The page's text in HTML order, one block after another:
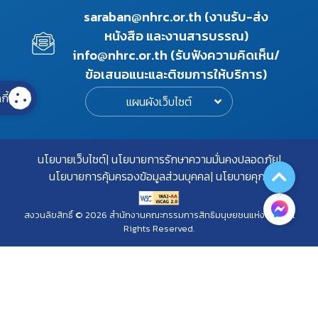
saraban@nhrc.or.th (งานรับ-ส่ง
หนังสือ และงานสารบรรณ)
info@nhrc.or.th (รับฟังความคิดเห็น/
ข้อเสนอแนะและติชมการให้บริการ)
แผนผังเว็บไซต์
นโยบายเว็บไซต์ นโยบายการรักษาความมั่นคงปลอดภัย
นโยบายการคุ้มครองข้อมูลส่วนบุคคล นโยบายคุกกี้
สงวนลิขสิทธิ์ © 2026 สำนักงานคณะกรรมการสิทธิมนุษยชนแห่งชาติ. All
Rights Reserved.